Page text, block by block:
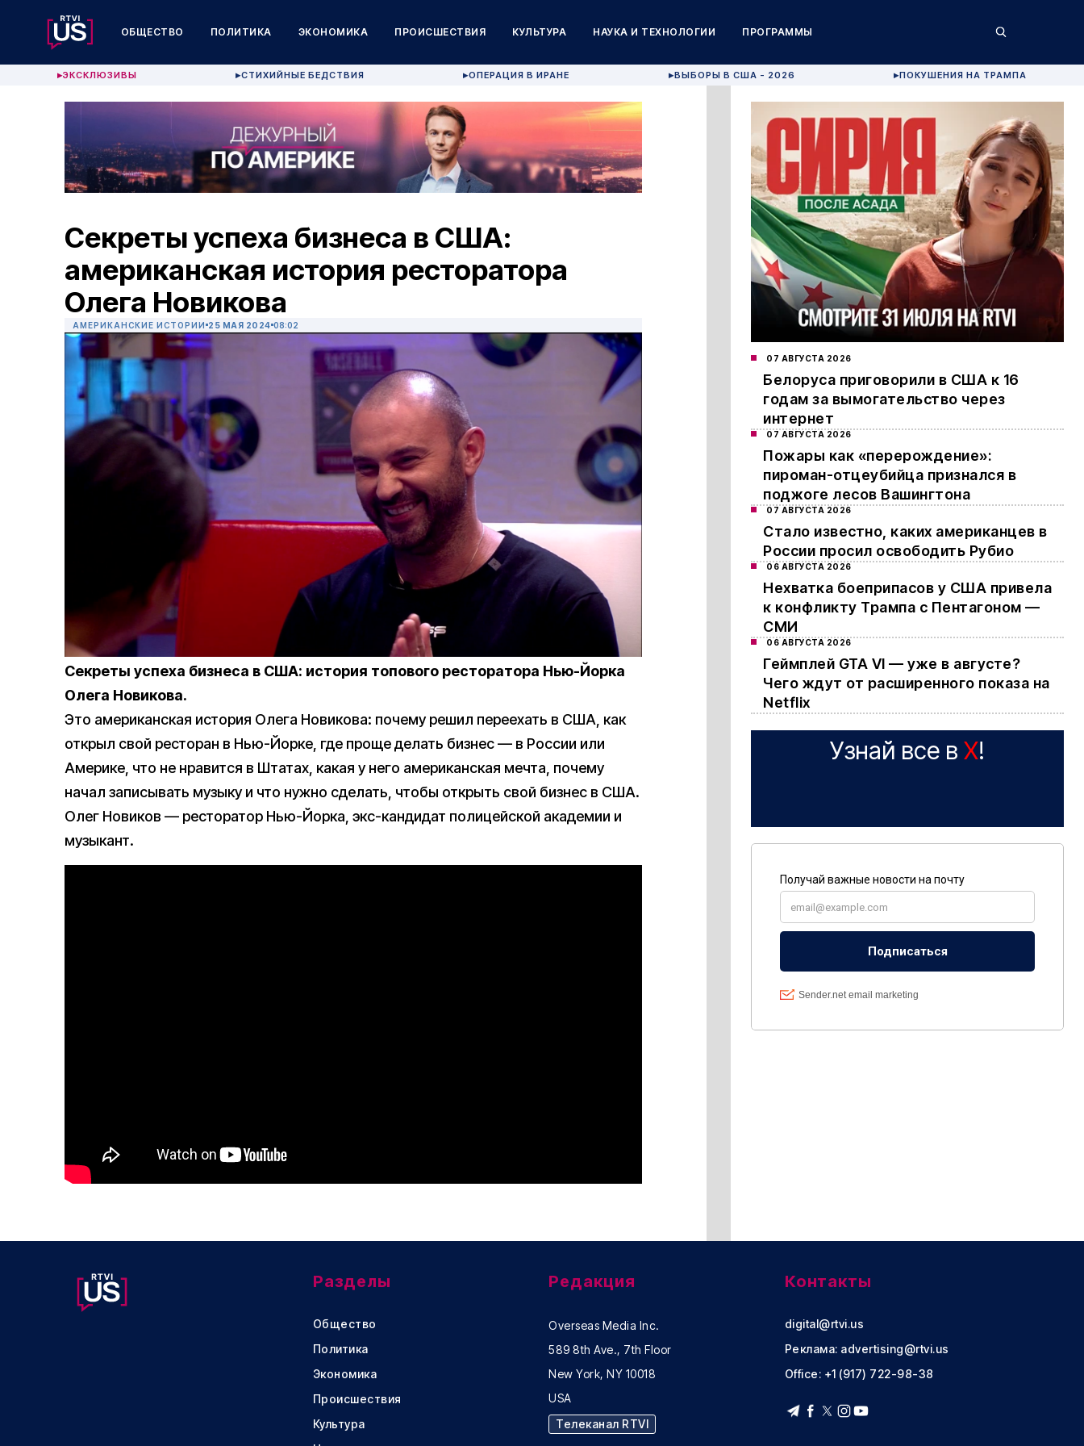
ОБЩЕСТВО ПОЛИТИКА ЭКОНОМИКА ПРОИСШЕСТВИЯ КУЛЬТУРА НАУКА И ТЕХНОЛОГИИ ПРОГРАММЫ
▶ЭКСКЛЮЗИВЫ ▶СТИХИЙНЫЕ БЕДСТВИЯ ▶ОПЕРАЦИЯ В ИРАНЕ ▶ВЫБОРЫ В США - 2026 ▶ПОКУШЕНИЯ НА ТРАМПА
Секреты успеха бизнеса в США:
американская история ресторатора
Олега Новикова
АМЕРИКАНСКИЕ ИСТОРИИ 25 МАЯ 2024 08:02
Секреты успеха бизнеса в США: история топового ресторатора Нью-Йорка
Олега Новикова.
Это американская история Олега Новикова: почему решил переехать в США, как
открыл свой ресторан в Нью-Йорке, где проще делать бизнес — в России или
Америке, что не нравится в Штатах, какая у него американская мечта, почему
начал записывать музыку и что нужно сделать, чтобы открыть свой бизнес в США.
Олег Новиков — ресторатор Нью-Йорка, экс-кандидат полицейской академии и
музыкант.
07 АВГУСТА 2026
Белоруса приговорили в США к 16
годам за вымогательство через
интернет
07 АВГУСТА 2026
Пожары как «перерождение»:
пироман-отцеубийца признался в
поджоге лесов Вашингтона
07 АВГУСТА 2026
Стало известно, каких американцев в
России просил освободить Рубио
06 АВГУСТА 2026
Нехватка боеприпасов у США привела
к конфликту Трампа с Пентагоном —
СМИ
06 АВГУСТА 2026
Геймплей GTA VI — уже в августе?
Чего ждут от расширенного показа на
Netflix
Узнай все в X!
Разделы
Общество
Политика
Экономика
Происшествия
Культура
Редакция
Overseas Media Inc.
589 8th Ave., 7th Floor
New York, NY 10018
USA
Телеканал RTVI
Контакты
digital@rtvi.us
Реклама: advertising@rtvi.us
Office: +1 (917) 722-98-38